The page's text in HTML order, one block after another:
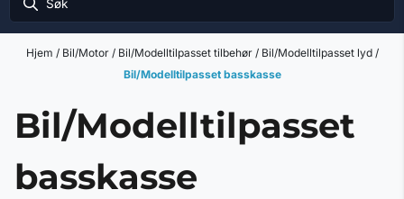
Hjem / Bil/Motor / Bil/Modelltilpasset tilbehør / Bil/Modelltilpasset lyd /
Bil/Modelltilpasset basskasse
Bil/Modelltilpasset
basskasse